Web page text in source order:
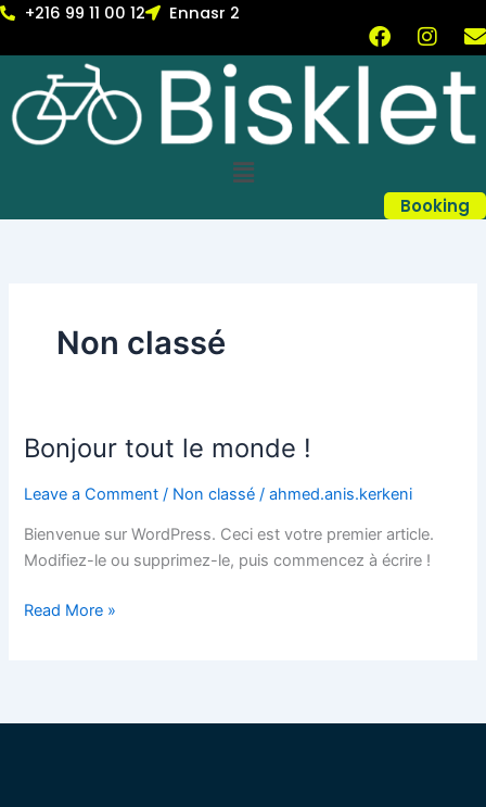
Skip+216 99 11 00 12 Ennasr 2
F
a
e
b
o
k
I
n
t
a
g
a
m
E
n
v
e
o
e
Menu
Booking
Non classé
Bonjour tout le monde !
Leave a Comment / Non classé /ahmed.anis.kerkeni
Bienvenue sur WordPress. Ceci est votre premier article.
Modifiez-le ou supprimez-le, puis commencez à écrire !
Bonjour
le
Read More »